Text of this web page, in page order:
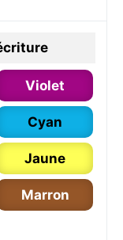
Violet
Cyan
Jaune
Marron